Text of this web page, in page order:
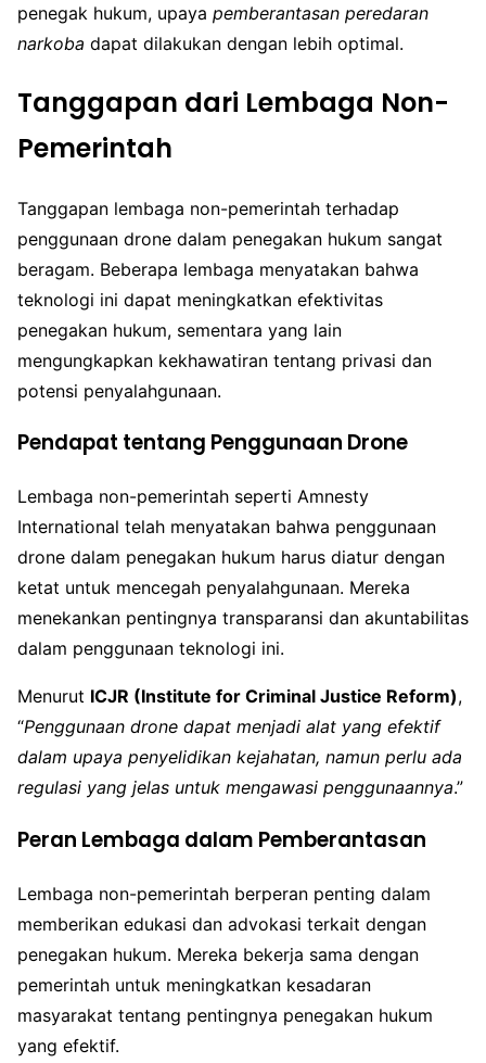
penegak hukum, upaya pemberantasan peredaran
narkoba dapat dilakukan dengan lebih optimal.
Tanggapan dari Lembaga Non-
Pemerintah
Tanggapan lembaga non-pemerintah terhadap
penggunaan drone dalam penegakan hukum sangat
beragam. Beberapa lembaga menyatakan bahwa
teknologi ini dapat meningkatkan efektivitas
penegakan hukum, sementara yang lain
mengungkapkan kekhawatiran tentang privasi dan
potensi penyalahgunaan.
Pendapat tentang Penggunaan Drone
Lembaga non-pemerintah seperti Amnesty
International telah menyatakan bahwa penggunaan
drone dalam penegakan hukum harus diatur dengan
ketat untuk mencegah penyalahgunaan. Mereka
menekankan pentingnya transparansi dan akuntabilitas
dalam penggunaan teknologi ini.
Menurut ICJR (Institute for Criminal Justice Reform),
“Penggunaan drone dapat menjadi alat yang efektif
dalam upaya penyelidikan kejahatan, namun perlu ada
regulasi yang jelas untuk mengawasi penggunaannya.”
Peran Lembaga dalam Pemberantasan
Lembaga non-pemerintah berperan penting dalam
memberikan edukasi dan advokasi terkait dengan
penegakan hukum. Mereka bekerja sama dengan
pemerintah untuk meningkatkan kesadaran
masyarakat tentang pentingnya penegakan hukum
yang efektif.